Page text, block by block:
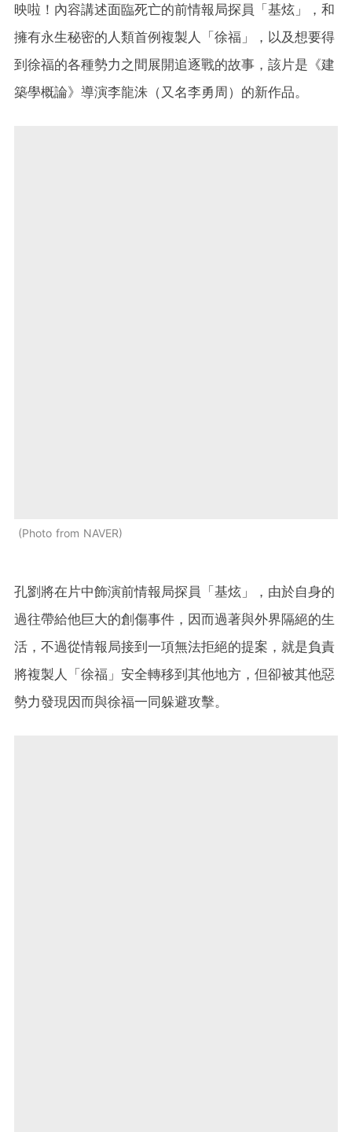
映啦！內容講述面臨死亡的前情報局探員「基炫」，和
擁有永生秘密的人類首例複製人「徐福」，以及想要得
到徐福的各種勢力之間展開追逐戰的故事，該片是《建
築學概論》導演李龍洙（又名李勇周）的新作品。
Photo from NAVER
孔劉將在片中飾演前情報局探員「基炫」，由於自身的
過往帶給他巨大的創傷事件，因而過著與外界隔絕的生
活，不過從情報局接到一項無法拒絕的提案，就是負責
將複製人「徐福」安全轉移到其他地方，但卻被其他惡
勢力發現因而與徐福一同躲避攻擊。